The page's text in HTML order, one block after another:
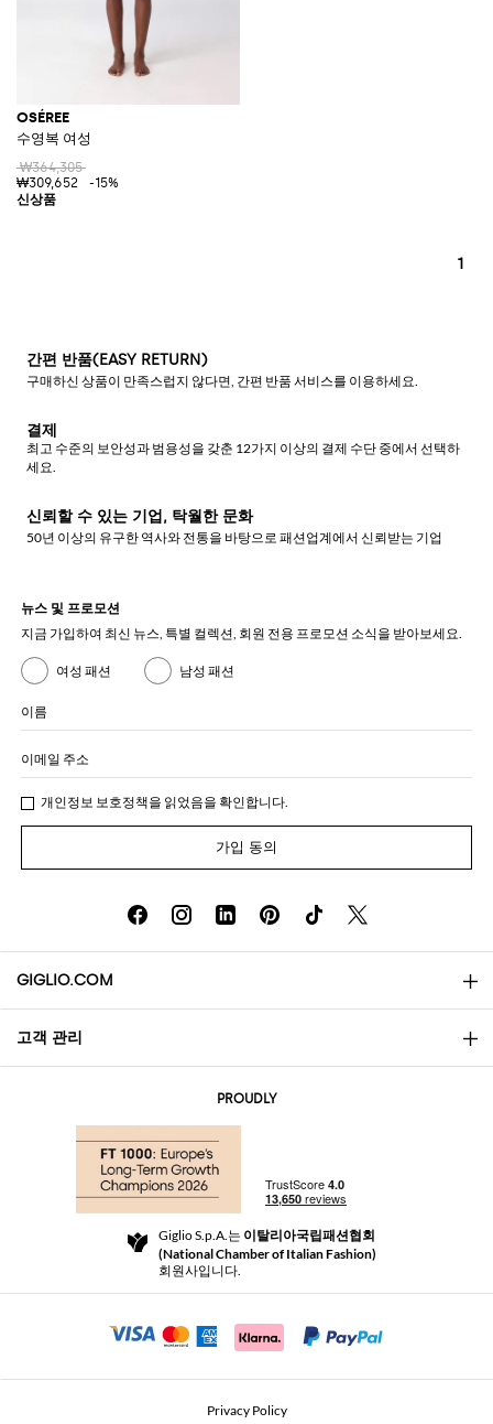
OSÉREE
수영복 여성
₩364,305
₩309,652
-15%
1
간편 반품(EASY RETURN)
구매하신 상품이 만족스럽지 않다면, 간편 반품 서비스를 이용하세요.
결제
최고 수준의 보안성과 범용성을 갖춘 12가지 이상의 결제 수단 중에서 선택하
세요.
신뢰할 수 있는 기업, 탁월한 문화
50년 이상의 유구한 역사와 전통을 바탕으로 패션업계에서 신뢰받는 기업
뉴스 및 프로모션
지금 가입하여 최신 뉴스, 특별 컬렉션, 회원 전용 프로모션 소식을 받아보세요.
여성 패션 남성 패션
이름
이메일 주소
개인정보 보호정책을 읽었음을 확인합니다.
가입 동의
GIGLIO.COM
소개
Community Store
Beauty Seekers VIP Club
고객 관리
반품 및 환불
For a safe shopping experience
Security Communication
PROUDLY
Giglio S.p.A.는 이탈리아국립패션협회
(National Chamber of Italian Fashion)
회원사입니다.
Privacy Policy